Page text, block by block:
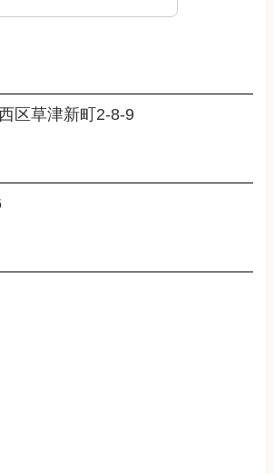
区草津新町2-8-9